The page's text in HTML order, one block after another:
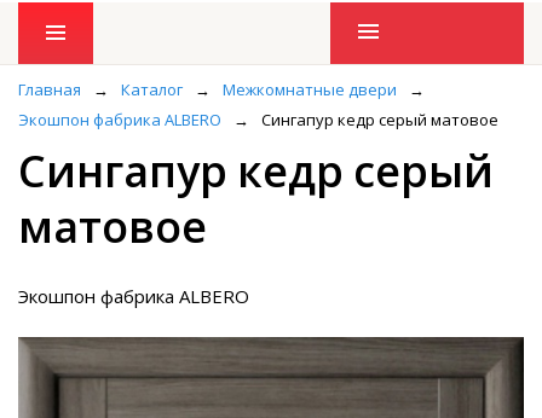
Промо товары
Главная → Каталог → Межкомнатные двери
→
Экошпон фабрика ALBERO
→ Сингапур кедр серый матовое
Сингапур кедр серый
матовое
Экошпон фабрика ALBERO